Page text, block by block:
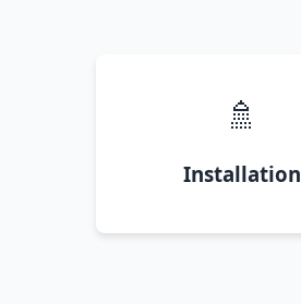
🚿
Installation